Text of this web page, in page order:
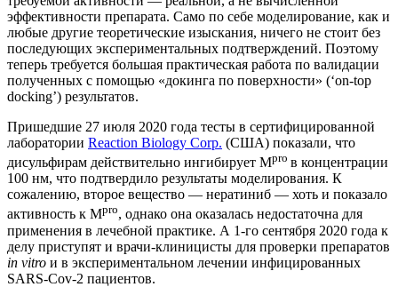
эффективности препарата. Само по себе моделирование, как и
любые другие теоретические изыскания, ничего не стоит без
последующих экспериментальных подтверждений. Поэтому
теперь требуется большая практическая работа по валидации
полученных с помощью «докинга по поверхности» (‘on-top
docking’) результатов.
Пришедшие 27 июля 2020 года тесты в сертифицированной
лаборатории Reaction Biology Corp. (США) показали, что
дисульфирам действительно ингибирует Mpro в концентрации
100 нм, что подтвердило результаты моделирования. К
сожалению, второе вещество — нератиниб — хоть и показало
активность к Mpro, однако она оказалась недостаточна для
применения в лечебной практике. А 1-го сентября 2020 года к
делу приступят и врачи-клиницисты для проверки препаратов
in vitro и в экспериментальном лечении инфицированных
SARS-Cov-2 пациентов.